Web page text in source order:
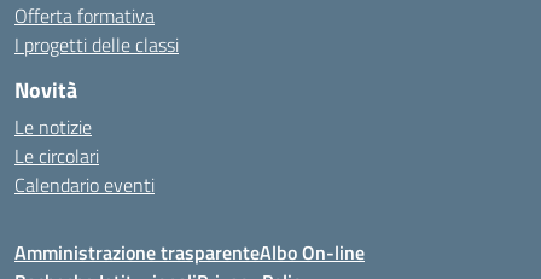
Offerta formativa
I progetti delle classi
Novità
Le notizie
Le circolari
Calendario eventi
Amministrazione trasparenteAlbo On-line